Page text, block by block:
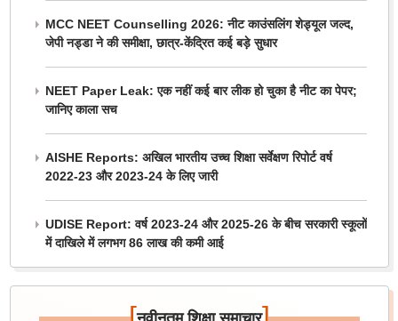
MCC NEET Counselling 2026: नीट काउंसलिंग शेड्यूल जल्द,
जेपी नड्डा ने की समीक्षा, छात्र-केंद्रित कई बड़े सुधार
NEET Paper Leak: एक नहीं कई बार लीक हो चुका है नीट का पेपर;
जानिए काला सच
AISHE Reports: अखिल भारतीय उच्च शिक्षा सर्वेक्षण रिपोर्ट वर्ष
2022-23 और 2023-24 के लिए जारी
UDISE Report: वर्ष 2023-24 और 2025-26 के बीच सरकारी स्कूलों
में दाखिले में लगभग 86 लाख की कमी आई